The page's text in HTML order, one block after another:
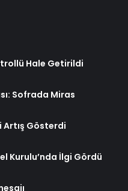
Hale Getirildi
Sofrada Miras
Artış Gösterdi
Kurulu’nda İlgi Gördü